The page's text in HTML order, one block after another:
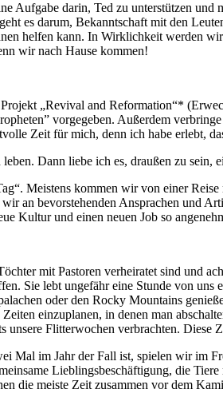
Aufgabe darin, Ted zu unterstützen
es darum, Bekanntschaft mit den
helfen kann. In Wirklichkeit werden
wir nach Hause kommen!
„Revival and Reformation“*
vorgegeben. Außerdem
Zeit für mich, denn ich habe erlebt,
Dann liebe ich es, draußen zu sein,
Meistens kommen wir von einer
an bevorstehenden Ansprachen und
Kultur und einen neuen Job so
mit Pastoren verheiratet sind und
Sie lebt ungefähr eine Stunde von uns
oder den Rocky Mountains
einzuplanen, in denen man
Flitterwochen verbrachten. Diese
Mal im Jahr der Fall ist, spielen wir im
Lieblingsbeschäftigung, die
die meiste Zeit zusammen vor dem